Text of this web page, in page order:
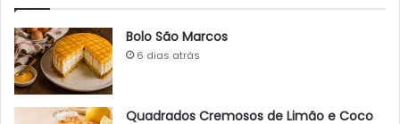
Bolo São Marcos
6 dias atrás
Quadrados Cremosos de Limão e Coco